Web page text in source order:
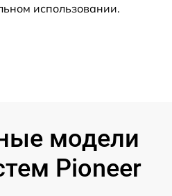
использовании.
модели
Pioneer